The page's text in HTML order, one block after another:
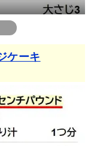
ケーキ